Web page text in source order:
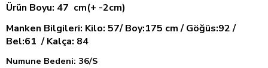
Ürün Boyu: 47 cm(+ -2cm)
Manken Bilgileri: Kilo: 57/ Boy:175 cm / Göğüs:92 /
Bel:61 / Kalça: 84
Numune Bedeni: 36/S